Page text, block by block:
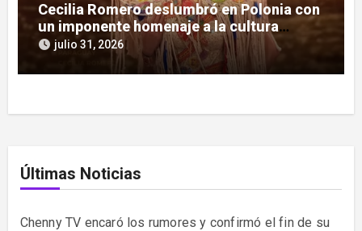
Cecilia Romero deslumbró en Polonia con
un imponente homenaje a la cultura
guaraní
julio 31, 2026
Últimas Noticias
Chenny TV encaró los rumores y confirmó el fin de su